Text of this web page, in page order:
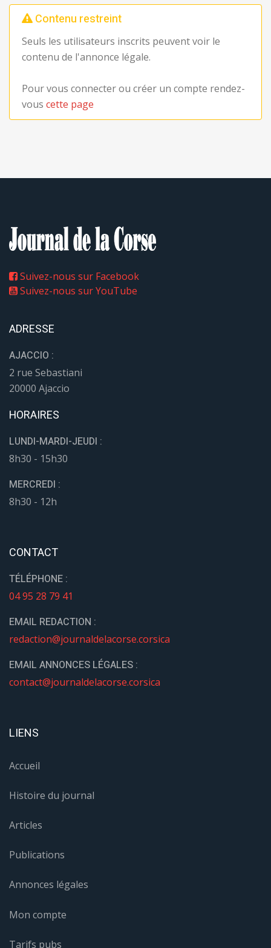
Contenu restreint
Seuls les utilisateurs inscrits peuvent voir le
contenu de l'annonce légale.
Pour vous connecter ou créer un compte rendez-
vous cette page
Suivez-nous sur Facebook
Suivez-nous sur YouTube
ADRESSE
AJACCIO :
2 rue Sebastiani
20000 Ajaccio
HORAIRES
LUNDI-MARDI-JEUDI :
8h30 - 15h30
MERCREDI :
8h30 - 12h
CONTACT
TÉLÉPHONE :
04 95 28 79 41
EMAIL REDACTION :
redaction@journaldelacorse.corsica
EMAIL ANNONCES LÉGALES :
contact@journaldelacorse.corsica
LIENS
Accueil
Histoire du journal
Articles
Publications
Annonces légales
Mon compte
Tarifs pubs